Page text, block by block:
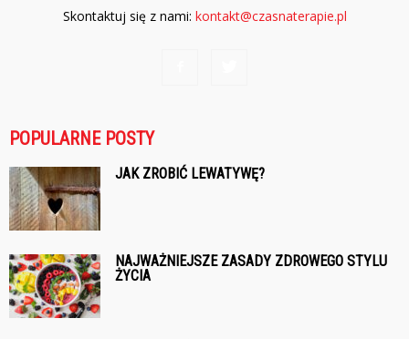
Skontaktuj się z nami: kontakt@czasnaterapie.pl
POPULARNE POSTY
JAK ZROBIĆ LEWATYWĘ?
NAJWAŻNIEJSZE ZASADY ZDROWEGO STYLU
ŻYCIA